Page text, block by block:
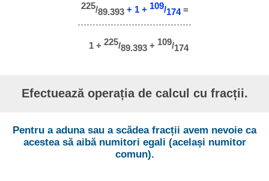
225/89.393+ 1 + 109/174 =
1 + 225/89.393+ 109/174
Efectuează operația de calcul cu fracții.
Pentru a aduna sau a scădea fracții avem nevoie ca
acestea să aibă numitori egali (același numitor
comun).